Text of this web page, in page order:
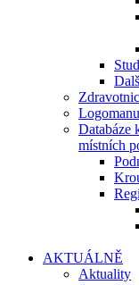
Databáze
místních
AKTUÁLNĚ
Aktuality